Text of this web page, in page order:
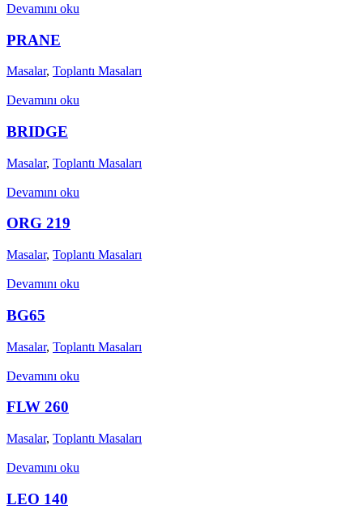
Devamını oku
PRANE
Masalar, Toplantı Masaları
Devamını oku
BRIDGE
Masalar, Toplantı Masaları
Devamını oku
ORG 219
Masalar, Toplantı Masaları
Devamını oku
BG65
Masalar, Toplantı Masaları
Devamını oku
FLW 260
Masalar, Toplantı Masaları
Devamını oku
LEO 140